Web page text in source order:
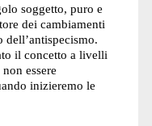
soggetto, puro e
dei cambiamenti
il concetto a livelli
essere
inizieremo le